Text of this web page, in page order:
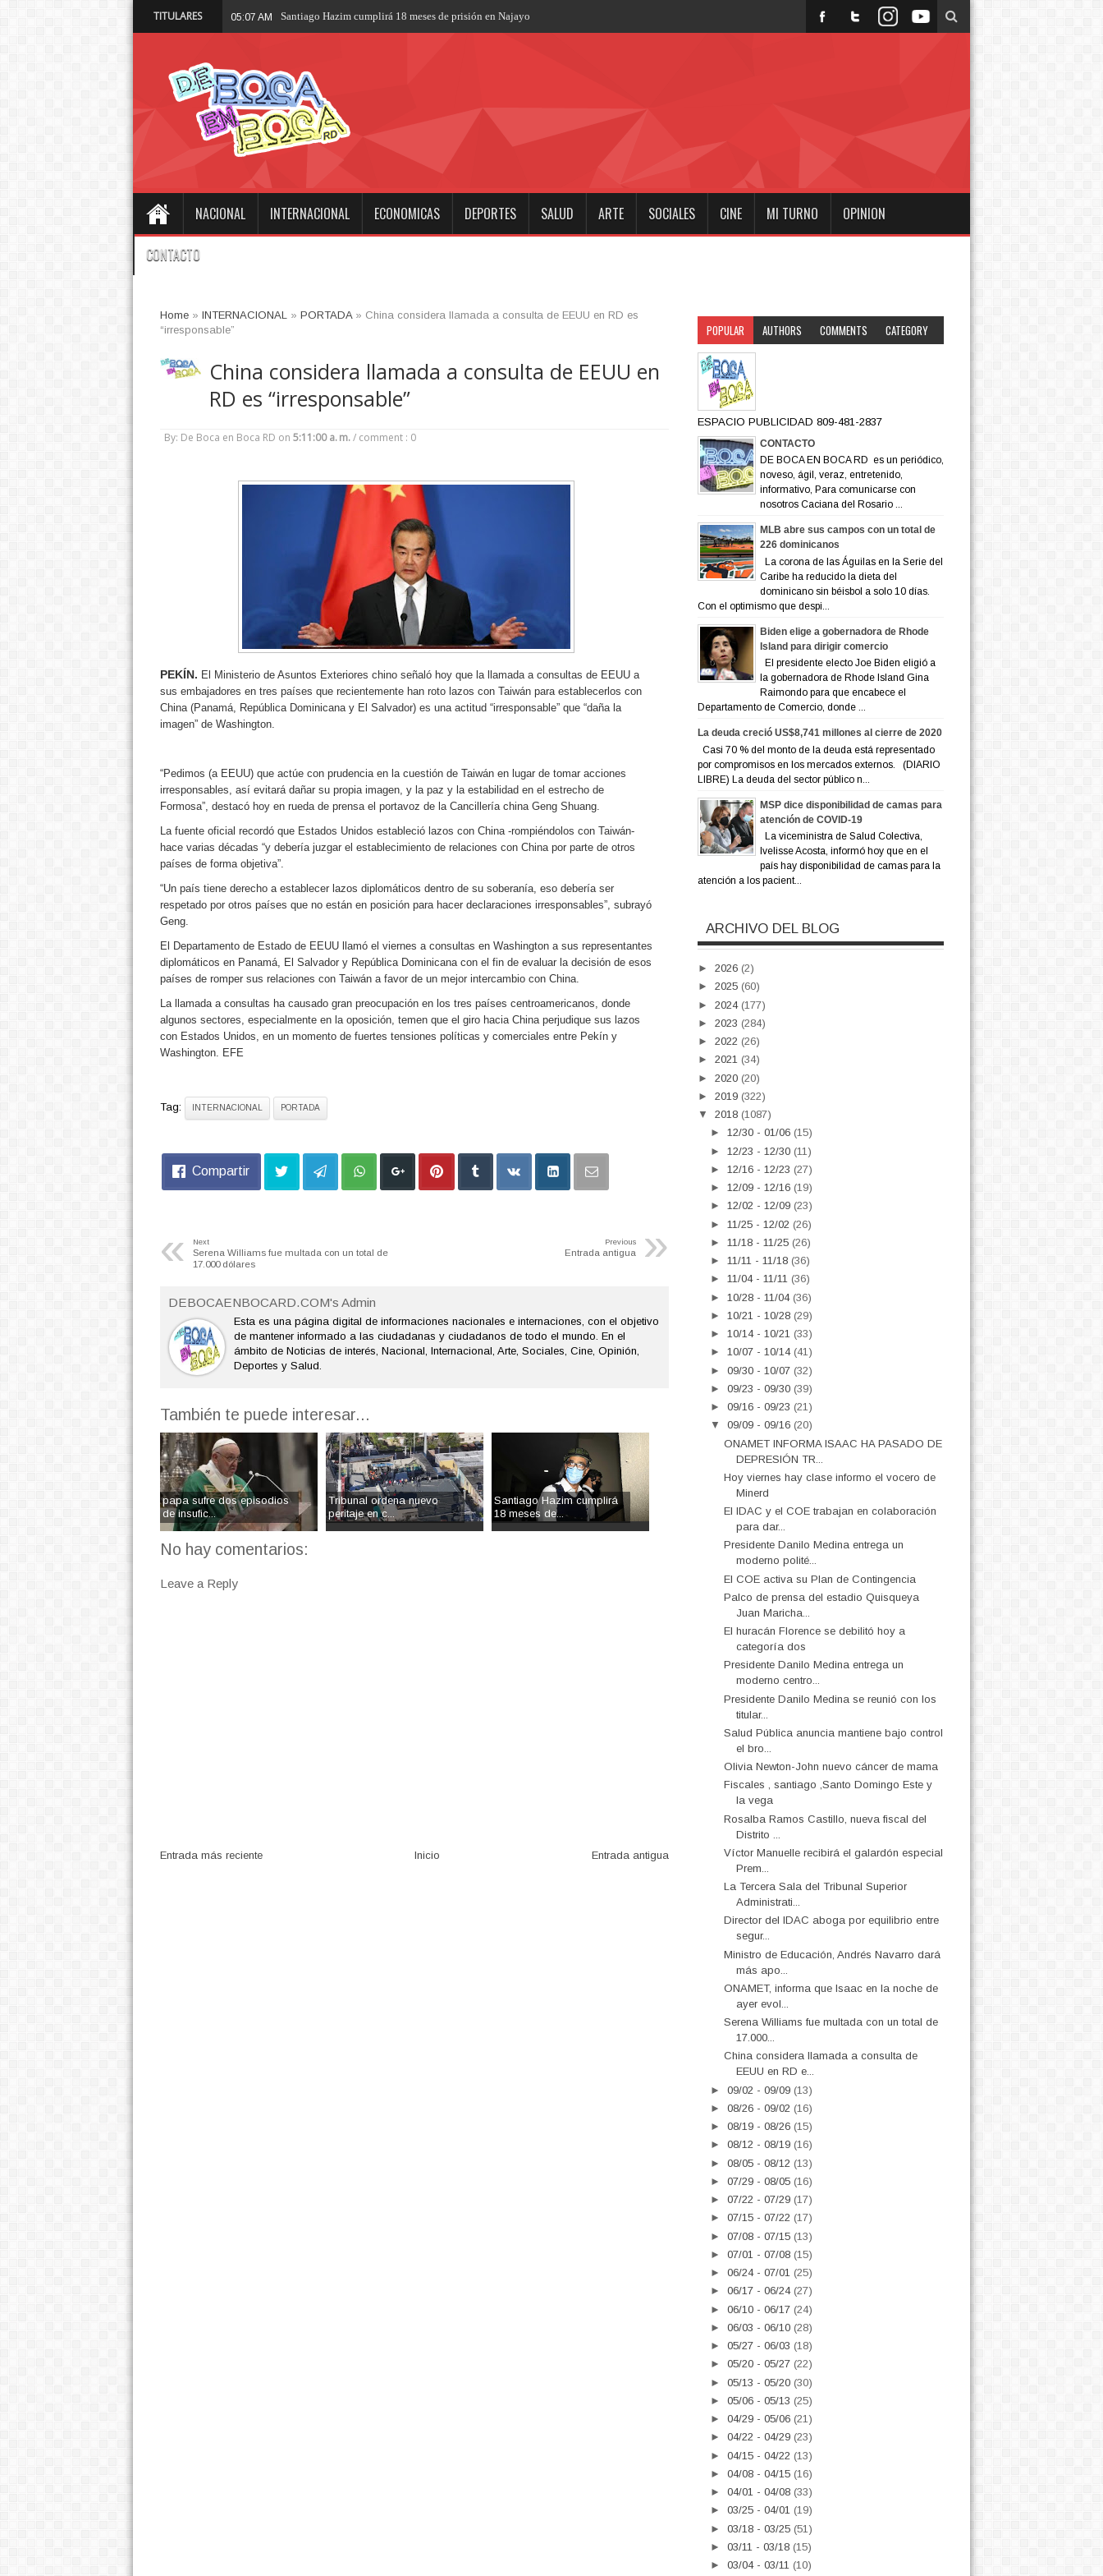
TITULARES 05:07 AM Santiago Hazim cumplirá 18 meses de prisión en Najayo
NACIONAL INTERNACIONAL ECONOMICAS DEPORTES SALUD ARTE SOCIALES CINE MI TURNO OPINION
CONTACTO
Home» INTERNACIONAL» PORTADA» China considera llamada a consulta de EEUU en RD es
“irresponsable”
China considera llamada a consulta de EEUU en
RD es “irresponsable”
By: De Boca en Boca RD on 5:11:00 a. m. / comment : 0
PEKÍN. El Ministerio de Asuntos Exteriores chino señaló hoy que la llamada a consultas de EEUU a
sus embajadores en tres países que recientemente han roto lazos con Taiwán para establecerlos con
China (Panamá, República Dominicana y El Salvador) es una actitud “irresponsable” que “daña la
imagen” de Washington.
“Pedimos (a EEUU) que actúe con prudencia en la cuestión de Taiwán en lugar de tomar acciones
irresponsables, así evitará dañar su propia imagen, y la paz y la estabilidad en el estrecho de
Formosa”, destacó hoy en rueda de prensa el portavoz de la Cancillería china Geng Shuang.
La fuente oficial recordó que Estados Unidos estableció lazos con China -rompiéndolos con Taiwán-
hace varias décadas “y debería juzgar el establecimiento de relaciones con China por parte de otros
países de forma objetiva”.
“Un país tiene derecho a establecer lazos diplomáticos dentro de su soberanía, eso debería ser
respetado por otros países que no están en posición para hacer declaraciones irresponsables”, subrayó
Geng.
El Departamento de Estado de EEUU llamó el viernes a consultas en Washington a sus representantes
diplomáticos en Panamá, El Salvador y República Dominicana con el fin de evaluar la decisión de esos
países de romper sus relaciones con Taiwán a favor de un mejor intercambio con China.
La llamada a consultas ha causado gran preocupación en los tres países centroamericanos, donde
algunos sectores, especialmente en la oposición, temen que el giro hacia China perjudique sus lazos
con Estados Unidos, en un momento de fuertes tensiones políticas y comerciales entre Pekín y
Washington. EFE
Tag: INTERNACIONAL PORTADA
Compartir
« Next
Serena Williams fue multada con un total de
17.000 dólares
»
Previous
Entrada antigua
DEBOCAENBOCARD.COM's Admin
Esta es una página digital de informaciones nacionales e internaciones, con el objetivo
de mantener informado a las ciudadanas y ciudadanos de todo el mundo. En el
ámbito de Noticias de interés, Nacional, Internacional, Arte, Sociales, Cine, Opinión,
Deportes y Salud.
También te puede interesar...
papa sufre dos episodios
de insufic...
Tribunal ordena nuevo
peritaje en c...
Santiago Hazim cumplirá
18 meses de...
No hay comentarios:
Leave a Reply
Entrada más reciente Entrada antigua
Inicio
POPULAR AUTHORS COMMENTS CATEGORY
ESPACIO PUBLICIDAD 809-481-2837
CONTACTO
DE BOCA EN BOCA RD es un periódico,
noveso, ágil, veraz, entretenido,
informativo, Para comunicarse con
nosotros Caciana del Rosario ...
MLB abre sus campos con un total de
226 dominicanos
La corona de las Águilas en la Serie del
Caribe ha reducido la dieta del
dominicano sin béisbol a solo 10 días.
Con el optimismo que despi...
Biden elige a gobernadora de Rhode
Island para dirigir comercio
El presidente electo Joe Biden eligió a
la gobernadora de Rhode Island Gina
Raimondo para que encabece el
Departamento de Comercio, donde ...
La deuda creció US$8,741 millones al cierre de 2020
Casi 70 % del monto de la deuda está representado
por compromisos en los mercados externos. (DIARIO
LIBRE) La deuda del sector público n...
MSP dice disponibilidad de camas para
atención de COVID-19
La viceministra de Salud Colectiva,
Ivelisse Acosta, informó hoy que en el
país hay disponibilidad de camas para la
atención a los pacient...
ARCHIVO DEL BLOG
► 2026 (2)
► 2025 (60)
► 2024 (177)
► 2023 (284)
► 2022 (26)
► 2021 (34)
► 2020 (20)
► 2019 (322)
▼ 2018 (1087)
►12/30 - 01/06 (15)
► 12/23 - 12/30 (11)
► 12/16 - 12/23 (27)
►12/09 - 12/16 (19)
►12/02 - 12/09 (23)
► 11/25 - 12/02 (26)
► 11/18 - 11/25 (26)
►11/11 - 11/18 (36)
►11/04 - 11/11 (36)
► 10/28 - 11/04 (36)
► 10/21 - 10/28 (29)
►10/14 - 10/21 (33)
►10/07 - 10/14 (41)
►09/30 - 10/07 (32)
►09/23 - 09/30 (39)
►09/16 - 09/23 (21)
▼09/09 - 09/16 (20)
ONAMET INFORMA ISAAC HA PASADO DE
DEPRESIÓN TR...
Hoy viernes hay clase informo el vocero de
Minerd
El IDAC y el COE trabajan en colaboración
para dar...
Presidente Danilo Medina entrega un
moderno polité...
El COE activa su Plan de Contingencia
Palco de prensa del estadio Quisqueya
Juan Maricha...
El huracán Florence se debilitó hoy a
categoría dos
Presidente Danilo Medina entrega un
moderno centro...
Presidente Danilo Medina se reunió con los
titular...
Salud Pública anuncia mantiene bajo control
el bro...
Olivia Newton-John nuevo cáncer de mama
Fiscales , santiago ,Santo Domingo Este y
la vega
Rosalba Ramos Castillo, nueva fiscal del
Distrito ...
Víctor Manuelle recibirá el galardón especial
Prem...
La Tercera Sala del Tribunal Superior
Administrati...
Director del IDAC aboga por equilibrio entre
segur...
Ministro de Educación, Andrés Navarro dará
más apo...
ONAMET, informa que Isaac en la noche de
ayer evol...
Serena Williams fue multada con un total de
17.000...
China considera llamada a consulta de
EEUU en RD e...
►09/02 - 09/09 (13)
►08/26 - 09/02 (16)
►08/19 - 08/26 (15)
►08/12 - 08/19 (16)
►08/05 - 08/12 (13)
►07/29 - 08/05 (16)
►07/22 - 07/29 (17)
►07/15 - 07/22 (17)
►07/08 - 07/15 (13)
►07/01 - 07/08 (15)
►06/24 - 07/01 (25)
►06/17 - 06/24 (27)
►06/10 - 06/17 (24)
►06/03 - 06/10 (28)
►05/27 - 06/03 (18)
►05/20 - 05/27 (22)
►05/13 - 05/20 (30)
►05/06 - 05/13 (25)
►04/29 - 05/06 (21)
►04/22 - 04/29 (23)
►04/15 - 04/22 (13)
►04/08 - 04/15 (16)
►04/01 - 04/08 (33)
►03/25 - 04/01 (19)
►03/18 - 03/25 (51)
►03/11 - 03/18 (15)
►03/04 - 03/11 (10)